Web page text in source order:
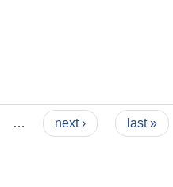
… next › last »